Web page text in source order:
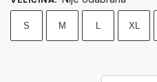
S M L XL